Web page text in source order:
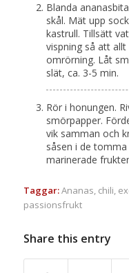
Blanda
skål. Mät upp
kastrull. Tillsätt
vispning så att
omrörning. Låt
slät, ca. 3-5 min.
Rör i honungen.
smörpapper.
vik samman och
såsen i de
marinerade
Taggar:Ananas, chili,
passionsfrukt
Share this entry